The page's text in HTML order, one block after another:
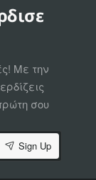
Με την
σου
Sign Up